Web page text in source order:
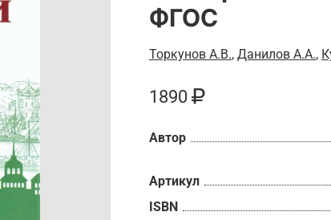
ФГОС
Торкунов А.В., Данилов А.А.,
1890
Автор
Артикул
ISBN